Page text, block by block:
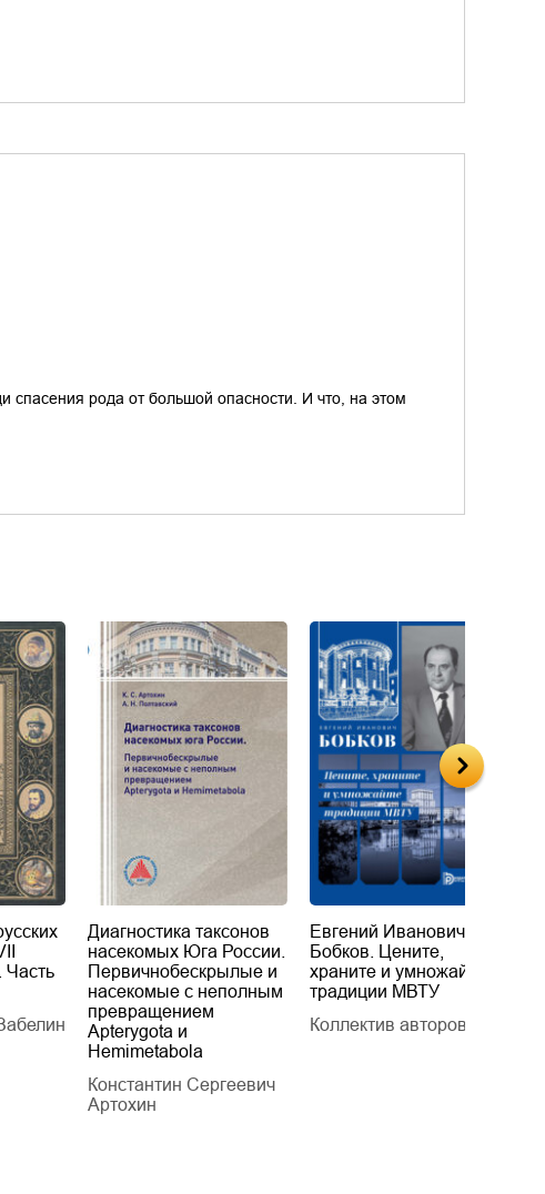
спасения рода от большой опасности. И что, на этом
Часть
Диагностика таксонов
насекомых Юга России.
Первичнобескрылые и
насекомые с неполным
превращением
Apterygota и
Hemimetabola
Константин Сергеевич
Артохин
Евгений Иванович
Бобков. Цените,
храните и умножайте
традиции МВТУ
Коллектив авторов